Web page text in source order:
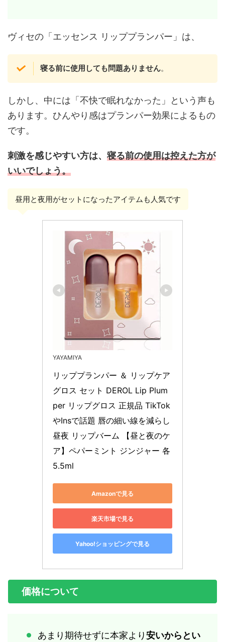
ヴィセの「エッセンス リッププランパー」は、
寝る前に使用しても問題ありません。
しかし、中には「不快で眠れなかった」という声も
あります。ひんやり感はプランパー効果によるもの
です。
刺激を感じやすい方は、寝る前の使用は控えた方が
いいでしょう。
昼用と夜用がセットになったアイテムも人気です
YAYAMIYA
リッププランパー ＆ リップケア
グロス セット DEROL Lip Plum
per リップグロス 正規品 TikTok
やInsで話題 唇の細い線を減らし
昼夜 リップバーム 【昼と夜のケ
ア】ペパーミント ジンジャー 各
5.5ml
Amazonで見る
楽天市場で見る
Yahoo!ショッピングで見る
価格について
あまり期待せずに本家より安いからとい